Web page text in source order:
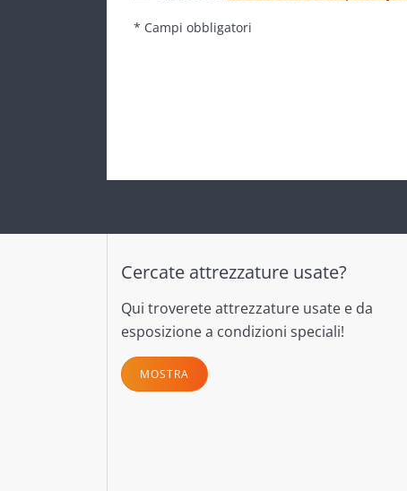
* Campi obbligatori
Cercate attrezzature usate?
Qui troverete attrezzature usate e da
esposizione a condizioni speciali!
MOSTRA